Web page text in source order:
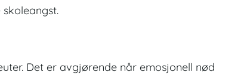
Det er avgjørende når emosjonell nød